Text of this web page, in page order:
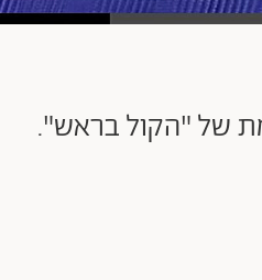
של "הקול בראש".